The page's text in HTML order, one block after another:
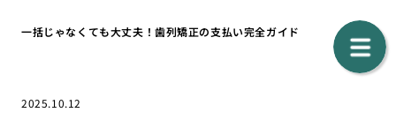
一括じゃなくても大丈夫！歯列矯正の支払い完全ガイド
2025.10.12